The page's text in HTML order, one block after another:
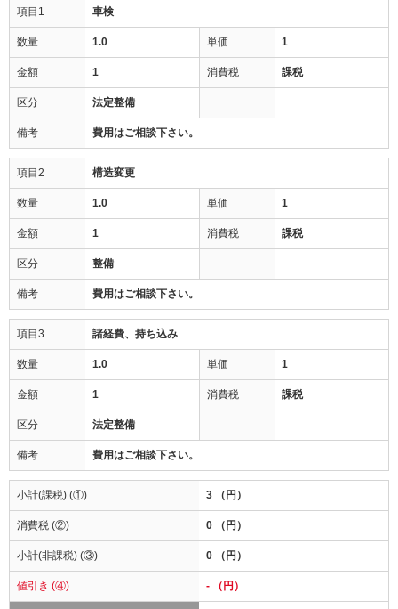
項目1 車検
数量 1.0 単価 1
金額 1 消費税 課税
区分 法定整備
備考 費用はご相談下さい。
項目2 構造変更
数量 1.0 単価 1
金額 1 消費税 課税
区分 整備
備考 費用はご相談下さい。
項目3 諸経費、持ち込み
数量 1.0 単価 1
金額 1 消費税 課税
区分 法定整備
備考 費用はご相談下さい。
小計(課税) (①) 3 （円）
消費税 (②) 0 （円）
小計(非課税) (③) 0 （円）
値引き (④) - （円）